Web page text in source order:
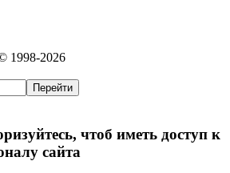
1998-2026
чтоб иметь доступ к
сайта